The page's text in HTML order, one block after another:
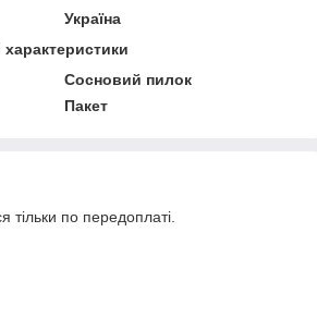
Україна
Сосновий пилок
Пакет
тільки по передоплаті.